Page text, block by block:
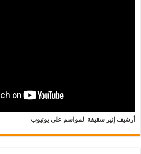
أرشيف إثير سقيفة المواسم على يوتيوب